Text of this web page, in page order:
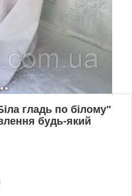
гладь по білому"
будь-який